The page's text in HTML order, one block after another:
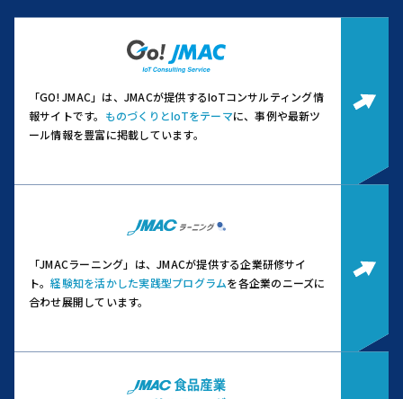
「GO! JMAC」は、JMACが提供するIoTコンサルティング情
報サイトです。 ものづくりとIoTをテーマに、事例や最新ツ
ール情報を豊富に掲載しています。
「JMACラーニング」は、JMACが提供する企業研修サイ
ト。経験知を活かした実践型プログラムを各企業のニーズに
合わせ展開しています。